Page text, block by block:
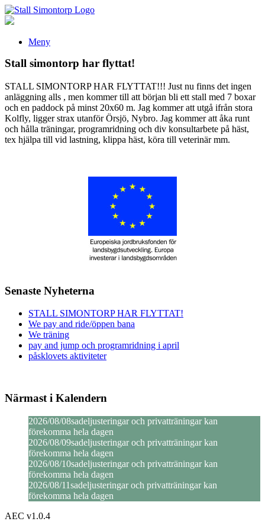
Meny
Stall simontorp har flyttat!
STALL SIMONTORP HAR FLYTTAT!!! Just nu finns det ingen
anläggning alls , men kommer till att början bli ett stall med 7 boxar
och en paddock på minst 20x60 m. Jag kommer att utgå ifrån stora
Kolfly, ligger strax utanför Örsjö, Nybro. Jag kommer att åka runt
och hålla träningar, programridning och div konsultarbete på häst,
tex hjälpa till vid lastning, klippa häst, köra till veterinär mm.
Senaste Nyheterna
STALL SIMONTORP HAR FLYTTAT!
We pay and ride/öppen bana
We träning
pay and jump och programridning i april
påsklovets aktiviteter
Närmast i Kalendern
2026/08/08sadeljusteringar och privatträningar kan
förekomma hela dagen
2026/08/09sadeljusteringar och privatträningar kan
förekomma hela dagen
2026/08/10sadeljusteringar och privatträningar kan
förekomma hela dagen
2026/08/11sadeljusteringar och privatträningar kan
förekomma hela dagen
AEC v1.0.4